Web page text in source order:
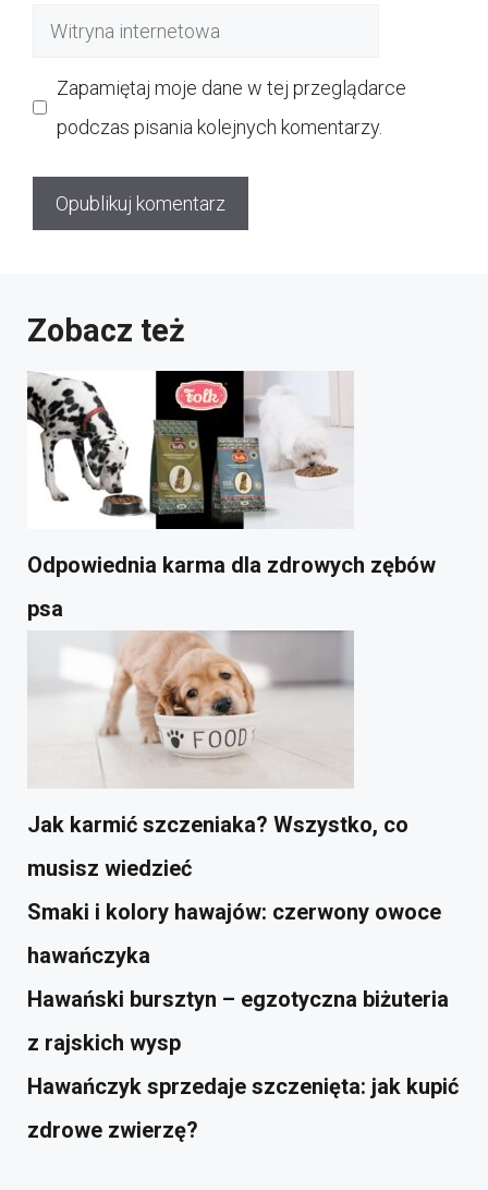
Witryna
Zapamiętaj moje dane w tej przeglądarce
podczas pisania kolejnych komentarzy.
Zobacz też
Odpowiednia karma dla zdrowych zębów
psa
Jak karmić szczeniaka? Wszystko, co
musisz wiedzieć
Smaki i kolory hawajów: czerwony owoce
hawańczyka
Hawański bursztyn – egzotyczna biżuteria
z rajskich wysp
Hawańczyk sprzedaje szczenięta: jak kupić
zdrowe zwierzę?